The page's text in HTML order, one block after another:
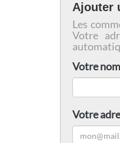
Ajouter
Les
Votre
Votre nom
Votre